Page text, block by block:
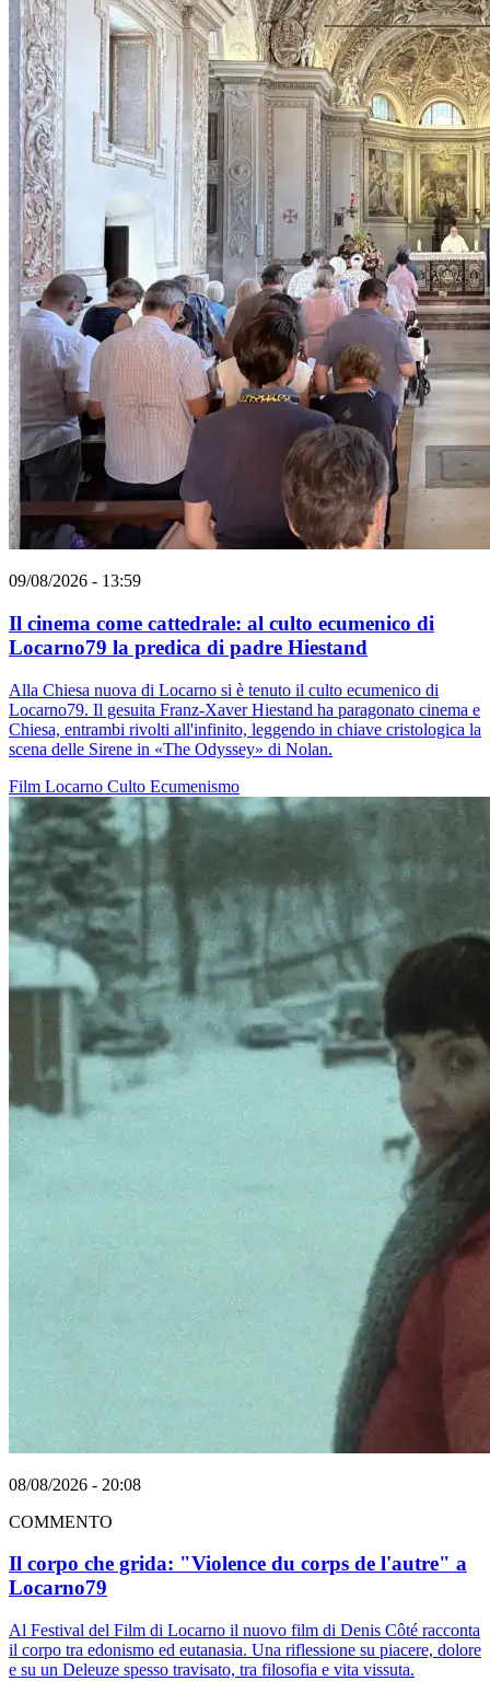
09/08/2026 - 13:59
Il cinema come cattedrale: al culto ecumenico di
Locarno79 la predica di padre Hiestand
Alla Chiesa nuova di Locarno si è tenuto il culto ecumenico di
Locarno79. Il gesuita Franz-Xaver Hiestand ha paragonato cinema e
Chiesa, entrambi rivolti all'infinito, leggendo in chiave cristologica la
scena delle Sirene in «The Odyssey» di Nolan.
Film Locarno Culto Ecumenismo
08/08/2026 - 20:08
COMMENTO
Il corpo che grida: "Violence du corps de l'autre" a
Locarno79
Al Festival del Film di Locarno il nuovo film di Denis Côté racconta
il corpo tra edonismo ed eutanasia. Una riflessione su piacere, dolore
e su un Deleuze spesso travisato, tra filosofia e vita vissuta.